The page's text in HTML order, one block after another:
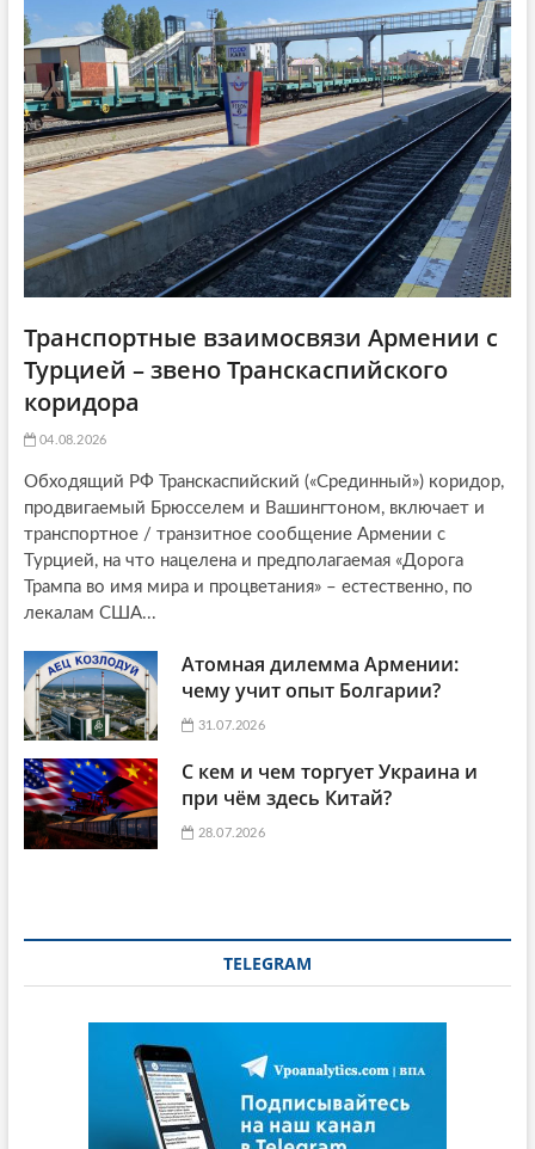
t
i
o
n
ь
я
:
я
:
Транспортные взаимосвязи Армении с
Турцией – звено Транскаспийского
коридора
04.08.2026
Обходящий РФ Транскаспийский («Срединный») коридор,
продвигаемый Брюсселем и Вашингтоном, включает и
транспортное / транзитное сообщение Армении с
Турцией, на что нацелена и предполагаемая «Дорога
Трампа во имя мира и процветания» – естественно, по
лекалам США...
Атомная дилемма Армении:
чему учит опыт Болгарии?
31.07.2026
С кем и чем торгует Украина и
при чём здесь Китай?
28.07.2026
TELEGRAM